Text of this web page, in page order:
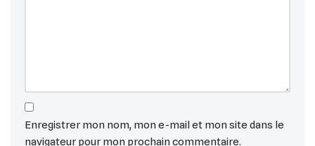
Enregistrer mon nom, mon e-mail et mon site dans le
navigateur pour mon prochain commentaire.